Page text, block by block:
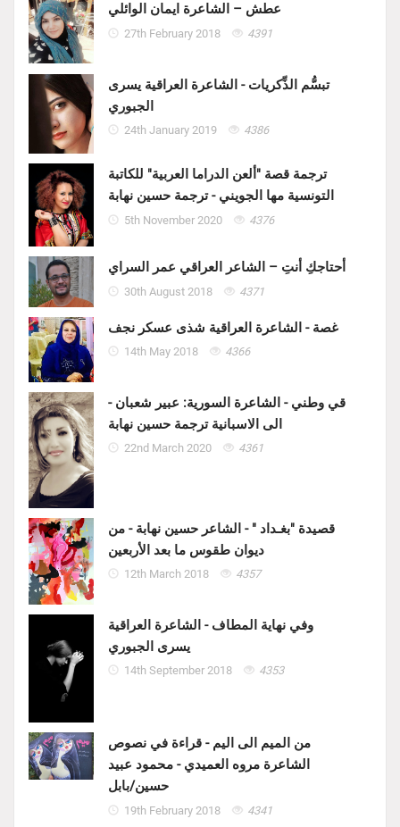
عطش – الشاعرة ايمان الوائلي
27th February 2018 4391
تبسُّم الذِّكريات - الشاعرة العراقية يسرى
الجبوري
24th January 2019 4386
ترجمة قصة "ألعن الدراما العربية" للكاتبة
التونسية مها الجويني - ترجمة حسين نهابة
5th November 2020 4376
أحتاجكِ أنتِ – الشاعر العراقي عمر السراي
30th August 2018 4371
غصة - الشاعرة العراقية شذى عسكر نجف
14th May 2018 4366
قي وطني - الشاعرة السورية: عبير شعبان -
الى الاسبانية ترجمة حسين نهابة
22nd March 2020 4361
قصيدة "بغـداد " - الشاعر حسين نهابة - من
ديوان طقوس ما بعد الأربعين
12th March 2018 4357
وفي نهاية المطاف - الشاعرة العراقية
يسرى الجبوري
14th September 2018 4353
من الميم الى اليم - قراءة في نصوص
الشاعرة مروه العميدي - محمود عبيد
حسين/بابل
19th February 2018 4341